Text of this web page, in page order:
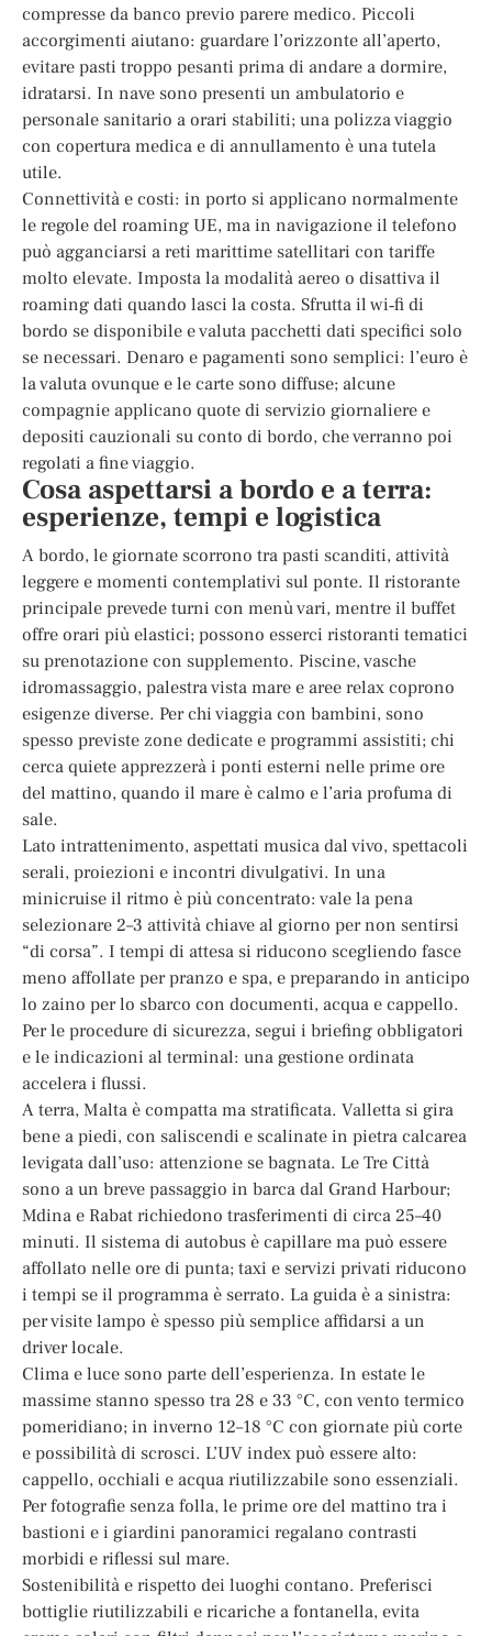
compresse da banco previo parere medico. Piccoli
accorgimenti aiutano: guardare l’orizzonte all’aperto,
evitare pasti troppo pesanti prima di andare a dormire,
idratarsi. In nave sono presenti un ambulatorio e
personale sanitario a orari stabiliti; una polizza viaggio
con copertura medica e di annullamento è una tutela
utile.
Connettività e costi: in porto si applicano normalmente
le regole del roaming UE, ma in navigazione il telefono
può agganciarsi a reti marittime satellitari con tariffe
molto elevate. Imposta la modalità aereo o disattiva il
roaming dati quando lasci la costa. Sfrutta il wi‑fi di
bordo se disponibile e valuta pacchetti dati specifici solo
se necessari. Denaro e pagamenti sono semplici: l’euro è
la valuta ovunque e le carte sono diffuse; alcune
compagnie applicano quote di servizio giornaliere e
depositi cauzionali su conto di bordo, che verranno poi
regolati a fine viaggio.
Cosa aspettarsi a bordo e a terra:
esperienze, tempi e logistica
A bordo, le giornate scorrono tra pasti scanditi, attività
leggere e momenti contemplativi sul ponte. Il ristorante
principale prevede turni con menù vari, mentre il buffet
offre orari più elastici; possono esserci ristoranti tematici
su prenotazione con supplemento. Piscine, vasche
idromassaggio, palestra vista mare e aree relax coprono
esigenze diverse. Per chi viaggia con bambini, sono
spesso previste zone dedicate e programmi assistiti; chi
cerca quiete apprezzerà i ponti esterni nelle prime ore
del mattino, quando il mare è calmo e l’aria profuma di
sale.
Lato intrattenimento, aspettati musica dal vivo, spettacoli
serali, proiezioni e incontri divulgativi. In una
minicruise il ritmo è più concentrato: vale la pena
selezionare 2–3 attività chiave al giorno per non sentirsi
“di corsa”. I tempi di attesa si riducono scegliendo fasce
meno affollate per pranzo e spa, e preparando in anticipo
lo zaino per lo sbarco con documenti, acqua e cappello.
Per le procedure di sicurezza, segui i briefing obbligatori
e le indicazioni al terminal: una gestione ordinata
accelera i flussi.
A terra, Malta è compatta ma stratificata. Valletta si gira
bene a piedi, con saliscendi e scalinate in pietra calcarea
levigata dall’uso: attenzione se bagnata. Le Tre Città
sono a un breve passaggio in barca dal Grand Harbour;
Mdina e Rabat richiedono trasferimenti di circa 25–40
minuti. Il sistema di autobus è capillare ma può essere
affollato nelle ore di punta; taxi e servizi privati riducono
i tempi se il programma è serrato. La guida è a sinistra:
per visite lampo è spesso più semplice affidarsi a un
driver locale.
Clima e luce sono parte dell’esperienza. In estate le
massime stanno spesso tra 28 e 33 °C, con vento termico
pomeridiano; in inverno 12–18 °C con giornate più corte
e possibilità di scrosci. L’UV index può essere alto:
cappello, occhiali e acqua riutilizzabile sono essenziali.
Per fotografie senza folla, le prime ore del mattino tra i
bastioni e i giardini panoramici regalano contrasti
morbidi e riflessi sul mare.
Sostenibilità e rispetto dei luoghi contano. Preferisci
bottiglie riutilizzabili e ricariche a fontanella, evita